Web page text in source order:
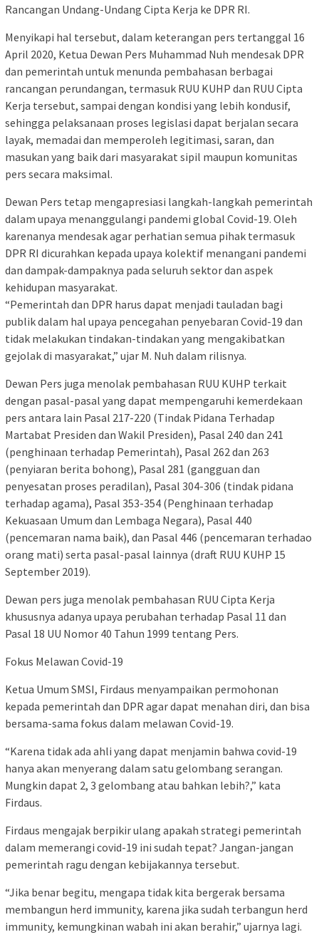
Rancangan Undang-Undang Cipta Kerja ke DPR RI.
Menyikapi hal tersebut, dalam keterangan pers tertanggal 16
April 2020, Ketua Dewan Pers Muhammad Nuh mendesak DPR
dan pemerintah untuk menunda pembahasan berbagai
rancangan perundangan, termasuk RUU KUHP dan RUU Cipta
Kerja tersebut, sampai dengan kondisi yang lebih kondusif,
sehingga pelaksanaan proses legislasi dapat berjalan secara
layak, memadai dan memperoleh legitimasi, saran, dan
masukan yang baik dari masyarakat sipil maupun komunitas
pers secara maksimal.
Dewan Pers tetap mengapresiasi langkah-langkah pemerintah
dalam upaya menanggulangi pandemi global Covid-19. Oleh
karenanya mendesak agar perhatian semua pihak termasuk
DPR RI dicurahkan kepada upaya kolektif menangani pandemi
dan dampak-dampaknya pada seluruh sektor dan aspek
kehidupan masyarakat.
“Pemerintah dan DPR harus dapat menjadi tauladan bagi
publik dalam hal upaya pencegahan penyebaran Covid-19 dan
tidak melakukan tindakan-tindakan yang mengakibatkan
gejolak di masyarakat,” ujar M. Nuh dalam rilisnya.
Dewan Pers juga menolak pembahasan RUU KUHP terkait
dengan pasal-pasal yang dapat mempengaruhi kemerdekaan
pers antara lain Pasal 217-220 (Tindak Pidana Terhadap
Martabat Presiden dan Wakil Presiden), Pasal 240 dan 241
(penghinaan terhadap Pemerintah), Pasal 262 dan 263
(penyiaran berita bohong), Pasal 281 (gangguan dan
penyesatan proses peradilan), Pasal 304-306 (tindak pidana
terhadap agama), Pasal 353-354 (Penghinaan terhadap
Kekuasaan Umum dan Lembaga Negara), Pasal 440
(pencemaran nama baik), dan Pasal 446 (pencemaran terhadao
orang mati) serta pasal-pasal lainnya (draft RUU KUHP 15
September 2019).
Dewan pers juga menolak pembahasan RUU Cipta Kerja
khususnya adanya upaya perubahan terhadap Pasal 11 dan
Pasal 18 UU Nomor 40 Tahun 1999 tentang Pers.
Fokus Melawan Covid-19
Ketua Umum SMSI, Firdaus menyampaikan permohonan
kepada pemerintah dan DPR agar dapat menahan diri, dan bisa
bersama-sama fokus dalam melawan Covid-19.
“Karena tidak ada ahli yang dapat menjamin bahwa covid-19
hanya akan menyerang dalam satu gelombang serangan.
Mungkin dapat 2, 3 gelombang atau bahkan lebih?,” kata
Firdaus.
Firdaus mengajak berpikir ulang apakah strategi pemerintah
dalam memerangi covid-19 ini sudah tepat? Jangan-jangan
pemerintah ragu dengan kebijakannya tersebut.
“Jika benar begitu, mengapa tidak kita bergerak bersama
membangun herd immunity, karena jika sudah terbangun herd
immunity, kemungkinan wabah ini akan berahir,” ujarnya lagi.